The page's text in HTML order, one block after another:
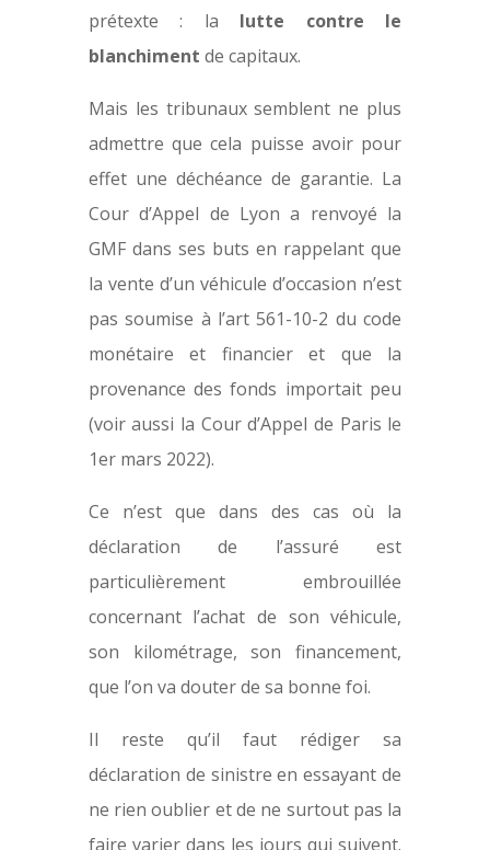
prétexte : la lutte contre le
blanchiment de capitaux.
Mais les tribunaux semblent ne plus
admettre que cela puisse avoir pour
effet une déchéance de garantie. La
Cour d’Appel de Lyon a renvoyé la
GMF dans ses buts en rappelant que
la vente d’un véhicule d’occasion n’est
pas soumise à l’art 561-10-2 du code
monétaire et financier et que la
provenance des fonds importait peu
(voir aussi la Cour d’Appel de Paris le
1er mars 2022).
Ce n’est que dans des cas où la
déclaration de l’assuré est
particulièrement embrouillée
concernant l’achat de son véhicule,
son kilométrage, son financement,
que l’on va douter de sa bonne foi.
Il reste qu’il faut rédiger sa
déclaration de sinistre en essayant de
ne rien oublier et de ne surtout pas la
faire varier dans les jours qui suivent.